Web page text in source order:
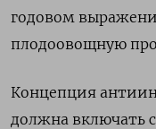
годовом
плодоовощную
Концепция
должна включать